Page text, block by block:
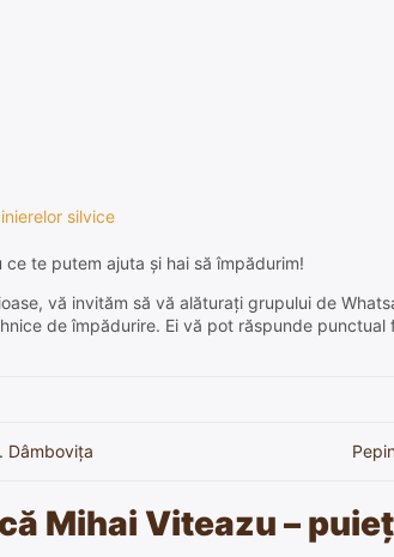
silvice
ce te putem ajuta și hai să împădurim!
vă invităm să vă alăturați grupului de
de împădurire. Ei vă pot răspunde
Dâmboviţa
Mihai Viteazu –